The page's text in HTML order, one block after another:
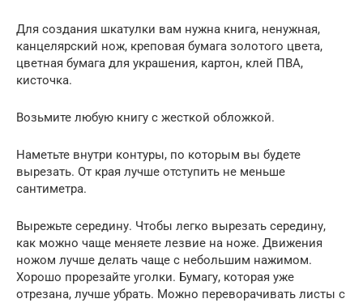
Для создания шкатулки вам нужна книга, ненужная,
канцелярский нож, креповая бумага золотого цвета,
цветная бумага для украшения, картон, клей ПВА,
кисточка.
Возьмите любую книгу с жесткой обложкой.
Наметьте внутри контуры, по которым вы будете
вырезать. От края лучше отступить не меньше
сантиметра.
Вырежьте середину. Чтобы легко вырезать середину,
как можно чаще меняете лезвие на ноже. Движения
ножом лучше делать чаще с небольшим нажимом.
Хорошо прорезайте уголки. Бумагу, которая уже
отрезана, лучше убрать. Можно переворачивать листы с